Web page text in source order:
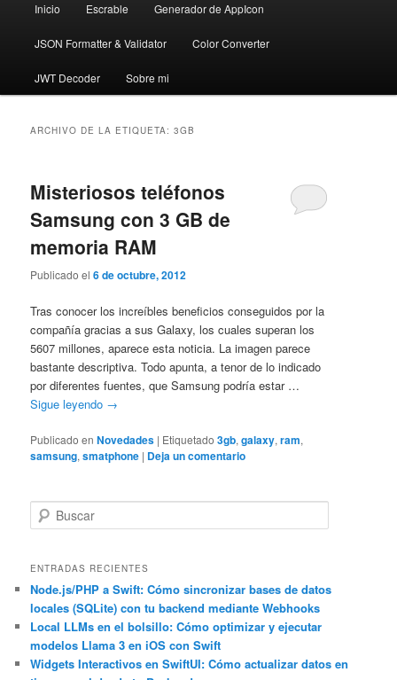
Inicio Escrable Generador de AppIcon
JSON Formatter & Validator Color Converter
JWT Decoder Sobre mi
ARCHIVO DE LA ETIQUETA:3GB
Misteriosos teléfonos
Samsung con 3 GB de
memoria RAM
Publicado el6 de octubre, 2012
Tras conocer los increíbles beneficios conseguidos por la
compañía gracias a sus Galaxy, los cuales superan los
5607 millones, aparece esta noticia. La imagen parece
bastante descriptiva. Todo apunta, a tenor de lo indicado
por diferentes fuentes, que Samsung podría estar …
Sigue leyendo →
Publicado en Novedades | Etiquetado 3gb,galaxy,ram,
samsung,smatphone | Deja un comentario
u
c
a
r
ENTRADAS RECIENTES
Node.js/PHP a Swift: Cómo sincronizar bases de datos
locales (SQLite) con tu backend mediante Webhooks
Local LLMs en el bolsillo: Cómo optimizar y ejecutar
modelos Llama 3 en iOS con Swift
Widgets Interactivos en SwiftUI: Cómo actualizar datos en